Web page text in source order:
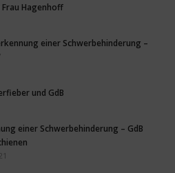
Hagenhoff
einer Schwerbehinderung –
und GdB
einer Schwerbehinderung – GdB